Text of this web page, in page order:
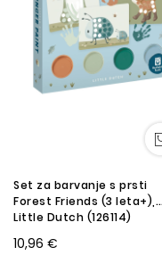
Set za barvanje s prsti
Forest Friends (3 leta+),
Little Dutch (126114)
10,96 €